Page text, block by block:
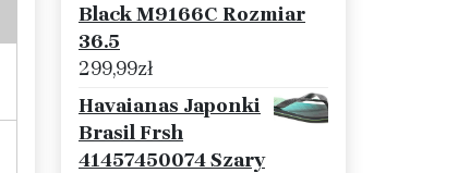
Black M9166C Rozmiar
36.5
299,99zł
Havaianas Japonki
Brasil Frsh
41457450074 Szary